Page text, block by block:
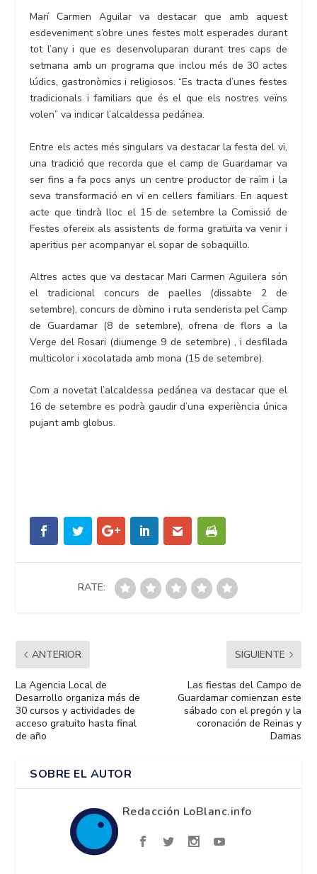
Marí Carmen Aguilar va destacar que amb aquest
esdeveniment s’obre unes festes molt esperades durant
tot l’any i que es desenvoluparan durant tres caps de
setmana amb un programa que inclou més de 30 actes
lúdics, gastronòmics i religiosos. “Es tracta d’unes festes
tradicionals i familiars que és el que els nostres veïns
volen” va indicar l’alcaldessa pedánea.
Entre els actes més singulars va destacar la festa del vi,
una tradició que recorda que el camp de Guardamar va
ser fins a fa pocs anys un centre productor de raïm i la
seva transformació en vi en cellers familiars. En aquest
acte que tindrà lloc el 15 de setembre la Comissió de
Festes ofereix als assistents de forma gratuïta va venir i
aperitius per acompanyar el sopar de sobaquillo.
Altres actes que va destacar Mari Carmen Aguilera són
el tradicional concurs de paelles (dissabte 2 de
setembre), concurs de dòmino i ruta senderista pel Camp
de Guardamar (8 de setembre), ofrena de flors a la
Verge del Rosari (diumenge 9 de setembre) , i desfilada
multicolor i xocolatada amb mona (15 de setembre).
Com a novetat l’alcaldessa pedánea va destacar que el
16 de setembre es podrà gaudir d’una experiència única
pujant amb globus.
RATE:
ANTERIOR
La Agencia Local de
Desarrollo organiza más de
30 cursos y actividades de
acceso gratuito hasta final
de año
SIGUIENTE
Las fiestas del Campo de
Guardamar comienzan este
sábado con el pregón y la
coronación de Reinas y
Damas
SOBRE EL AUTOR
Redacción LoBlanc.info